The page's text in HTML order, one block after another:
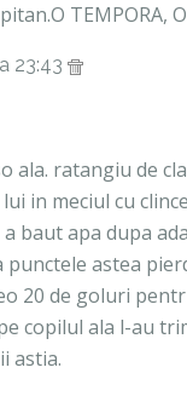
TEMPORA, O
23:43
ala. ratangiu de
in meciul cu
baut apa dupa
astea
20 de goluri
copilul ala l-au
astia.